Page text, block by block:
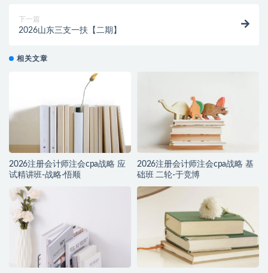
下一篇
2026山东三支一扶【二期】
相关文章
2026注册会计师注会cpa战略 应
试精讲班-战略-悟顺
2026注册会计师注会cpa战略 基
础班 二轮-于竞博